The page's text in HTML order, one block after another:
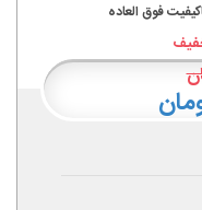
فوق العاده